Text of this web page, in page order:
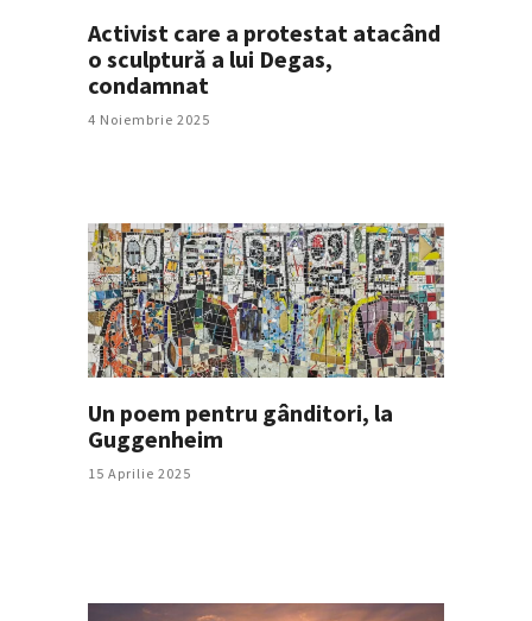
Activist care a protestat atacând
o sculptură a lui Degas,
condamnat
4 Noiembrie 2025
Un poem pentru gânditori, la
Guggenheim
15 Aprilie 2025